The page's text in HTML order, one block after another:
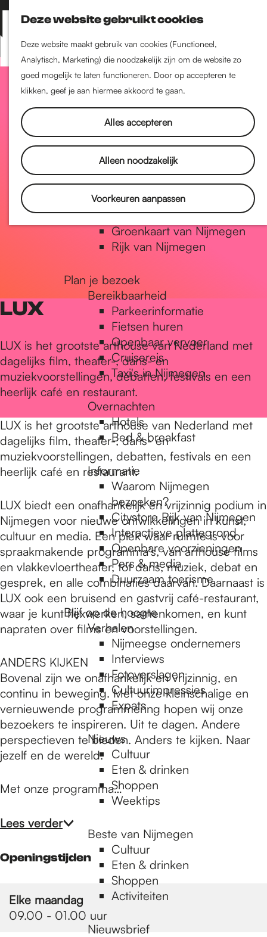
Deze website gebruikt cookies
Deze website maakt gebruik van cookies (Functioneel,
Analytisch, Marketing) die noodzakelijk zijn om de website zo
goed mogelijk te laten functioneren. Door op accepteren te
klikken, geef je aan hiermee akkoord te gaan.
Alles accepteren
Alleen noodzakelijk
Voorkeuren aanpassen
Z
o
e
k
e
K
a
a
r
t
M
e
n
Nijmegen-Nieuw-West
Nijmegen-Oud-West
Dukenburg
Lindenholt
Historie
De oudste stad van
Nederland
Historische tijdlijn
Romeinse Limes
Vrede van Nijmegen Penning
Natuur in Nijmegen
Groenkaart van Nijmegen
Rijk van Nijmegen
Plan je bezoek
Bereikbaarheid
Parkeerinformatie
Fietsen huren
Openbaar vervoer
Cruisereis
Taxi's in Nijmegen
Overnachten
Hotels
Bed & breakfast
Informatie
Waarom Nijmegen
bezoeken?
Citystore Rijk van Nijmegen
Interactieve plattegrond
Openbare voorzieningen
Pers & media
Duurzaam toerisme
Blijf op de hoogte
Verhalen
Nijmeegse ondernemers
Interviews
Fotoverslagen
Cultuurimpressies
Expats
Nieuws
Cultuur
Eten & drinken
Shoppen
Weektips
Beste van Nijmegen
Cultuur
Eten & drinken
Shoppen
Activiteiten
Nieuwsbrief
LUX
LUX is het grootste arthouse van Nederland met
dagelijks film, theater-, dans- en
muziekvoorstellingen, debatten, festivals en een
heerlijk café en restaurant.
LUX is het grootste arthouse van Nederland met
dagelijks film, theater-, dans- en
muziekvoorstellingen, debatten, festivals en een
heerlijk café en restaurant.
LUX biedt een onafhankelijk en vrijzinnig podium in
Nijmegen voor nieuwe ontwikkelingen in kunst,
cultuur en media. Een plek waar ruimte is voor
spraakmakende programma’s, van arthouse films
en vlakkevloertheater, tot dans, muziek, debat en
gesprek, en alle combinaties daarvan. Daarnaast is
LUX ook een bruisend en gastvrij café-restaurant,
waar je kunt flexwerken, samenkomen, en kunt
napraten over films en voorstellingen.
ANDERS KIJKEN
Bovenal zijn we onafhankelijk en vrijzinnig, en
continu in beweging. Met onze kleinschalige en
vernieuwende programmering hopen wij onze
bezoekers te inspireren. Uit te dagen. Andere
perspectieven te bieden. Anders te kijken. Naar
jezelf en de wereld.
Met onze programma…
Lees verder
Openingstijden
Elke maandag
09.00 - 01.00 uur